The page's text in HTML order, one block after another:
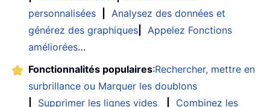
personnalisées
Analysez des données et
générez des graphiques
Appelez Fonctions
améliorées…
Fonctionnalités populaires:Rechercher, mettre en
surbrillance ou Marquer les doublons
Supprimer les lignes vides Combinez les